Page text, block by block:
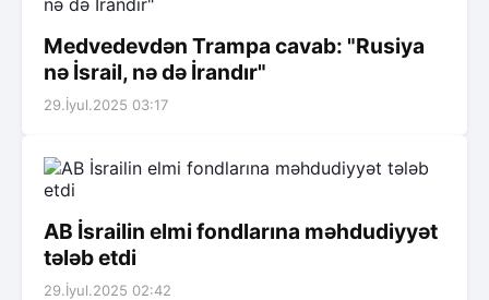
Medvedevdən Trampa cavab: "Rusiya
nə İsrail, nə də İrandır"
29.İyul.2025 03:17
AB İsrailin elmi fondlarına məhdudiyyət
tələb etdi
29.İyul.2025 02:42